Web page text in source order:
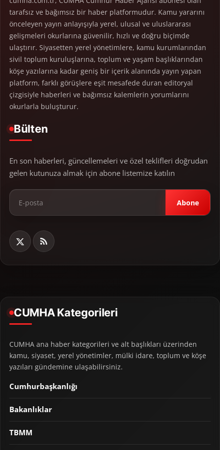
tarafsız ve bağımsız bir haber platformudur. Kamu yararını
önceleyen yayın anlayışıyla yerel, ulusal ve uluslararası
gelişmeleri okurlarına güvenilir, hızlı ve doğru biçimde
ulaştırır. Siyasetten yerel yönetimlere, kamu kurumlarından
sivil toplum kuruluşlarına, toplum ve yaşam başlıklarından
köşe yazılarına kadar geniş bir içerik alanında yayın yapan
platform, farklı görüşlere eşit mesafede duran editoryal
çizgisiyle haberleri ve bağımsız kalemlerin yorumlarını
okurlarla buluşturur.
Bülten
En son haberleri, güncellemeleri ve özel teklifleri doğrudan
gelen kutunuza almak için abone listemize katılın
Abone
CUMHA Kategorileri
CUMHA ana haber kategorileri ve alt başlıkları üzerinden
kamu, siyaset, yerel yönetimler, mülki idare, toplum ve köşe
yazıları gündemine ulaşabilirsiniz.
Cumhurbaşkanlığı
Bakanlıklar
TBMM